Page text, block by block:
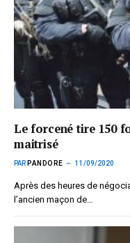
Le forcené tire 150
maitrisé
PAR PANDORE 11/09/2020
Après des heures de
l’ancien maçon de…